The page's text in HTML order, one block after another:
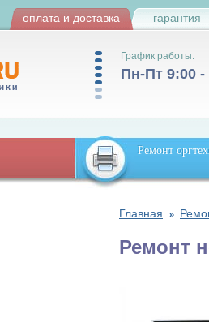
оплата и доставка гарантия
График работы:
Пн-Пт 9:00 -
Ремонт
Главная
Ремонт